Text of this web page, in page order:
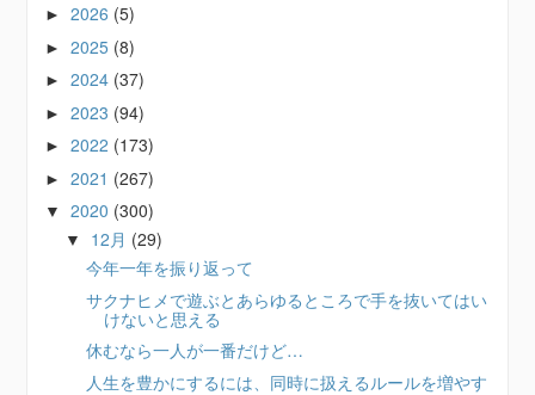
►2026 (5)
►2025 (8)
►2024 (37)
►2023 (94)
►2022 (173)
►2021 (267)
▼2020 (300)
▼ 12月 (29)
今年一年を振り返って
サクナヒメで遊ぶとあらゆるところで手を抜いてはい
けないと思える
休むなら一人が一番だけど…
人生を豊かにするには、同時に扱えるルールを増やす